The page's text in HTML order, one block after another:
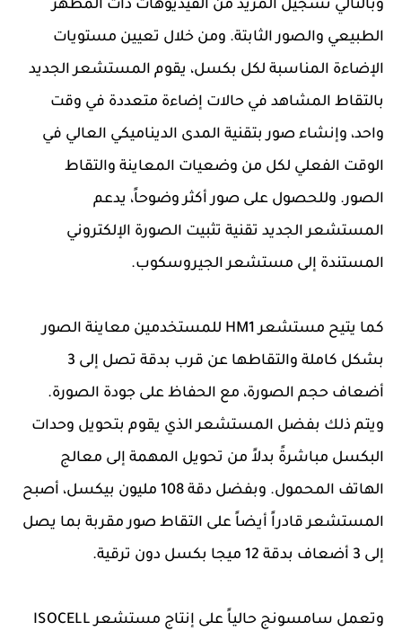
وبالتالي تسجيل المزيد من الفيديوهات ذات المظهر
الطبيعي والصور الثابتة. ومن خلال تعيين مستويات
الإضاءة المناسبة لكل بكسل، يقوم المستشعر الجديد
بالتقاط المشاهد في حالات إضاءة متعددة في وقت
واحد، وإنشاء صور بتقنية المدى الديناميكي العالي في
الوقت الفعلي لكل من وضعيات المعاينة والتقاط
الصور. وللحصول على صور أكثر وضوحاً، يدعم
المستشعر الجديد تقنية تثبيت الصورة الإلكتروني
المستندة إلى مستشعر الجيروسكوب.
كما يتيح مستشعر HM1 للمستخدمين معاينة الصور
بشكل كاملة والتقاطها عن قرب بدقة تصل إلى 3
أضعاف حجم الصورة، مع الحفاظ على جودة الصورة.
ويتم ذلك بفضل المستشعر الذي يقوم بتحويل وحدات
البكسل مباشرةً بدلاً من تحويل المهمة إلى معالج
الهاتف المحمول. وبفضل دقة 108 مليون بيكسل، أصبح
المستشعر قادراً أيضاً على التقاط صور مقربة بما يصل
إلى 3 أضعاف بدقة 12 ميجا بكسل دون ترقية.
وتعمل سامسونج حالياً على إنتاج مستشعر ISOCELL